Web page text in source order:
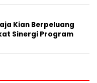
Kian Berpeluang
Sinergi Program